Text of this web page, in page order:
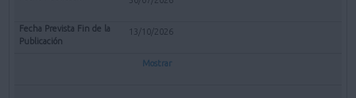
13/10/2026
Mostrar